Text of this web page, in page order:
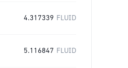
4.317339 FLUID
5.116847 FLUID